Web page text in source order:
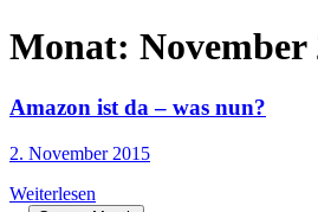
Monat: November
Amazon ist da – was nun?
2. November 2015
Weiterlesen